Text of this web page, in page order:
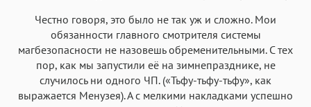
Честно говоря, это было не так уж и сложно. Мои
обязанности главного смотрителя системы
магбезопасности не назовешь обременительными. С тех
пор, как мы запустили её на зимнепразднике, не
случилось ни одного ЧП. («Тьфу-тьфу-тьфу», как
выражается Менузея). А с мелкими накладками успешно